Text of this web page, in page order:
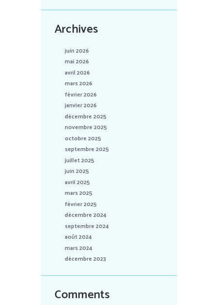
Archives
juin 2026
mai 2026
avril 2026
mars 2026
février 2026
janvier 2026
décembre 2025
novembre 2025
octobre 2025
septembre 2025
juillet 2025
juin 2025
avril 2025
mars 2025
février 2025
décembre 2024
septembre 2024
août 2024
mars 2024
décembre 2023
Comments